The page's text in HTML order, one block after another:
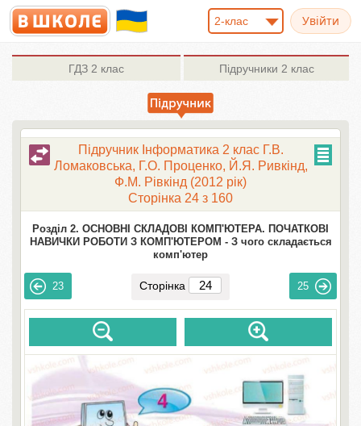
2-клас
ГДЗ 2 клас Підручники 2 клас
Підручник Інформатика 2 клас Г.В.
Ломаковська, Г.О. Проценко, Й.Я. Ривкінд,
Ф.М. Рівкінд (2012 рік)
Сторінка 24 з 160
Розділ 2. ОСНОВНІ СКЛАДОВІ КОМП'ЮТЕРА. ПОЧАТКОВІ
НАВИЧКИ РОБОТИ З КОМП'ЮТЕРОМ - З чого складається
комп'ютер
23 Сторінка 25